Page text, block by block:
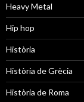
Heavy Metal
Hip hop
Història
Història de Grècia
Història de Roma